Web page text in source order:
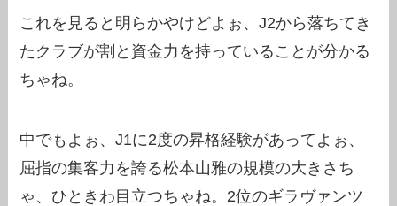
これを見ると明らかやけどよぉ、J2から落ちてき
たクラブが割と資金力を持っていることが分かる
ちゃね。
中でもよぉ、J1に2度の昇格経験があってよぉ、
屈指の集客力を誇る松本山雅の規模の大きさち
ゃ、ひときわ目立つちゃね。2位のギラヴァンツ